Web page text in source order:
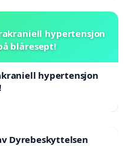
hypertensjon
blåresept!
hypertensjon
Dyrebeskyttelsen